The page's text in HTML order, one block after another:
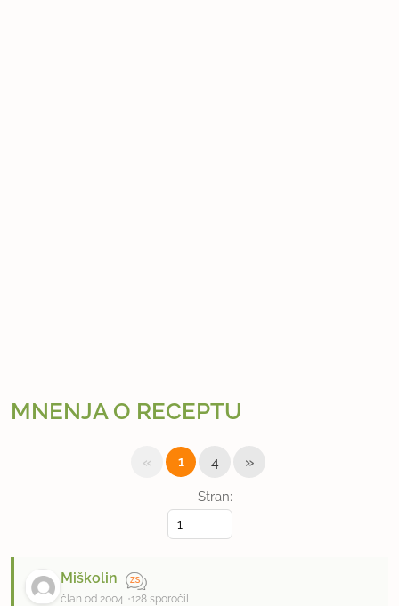
MNENJA O RECEPTU
Stran:
« 1 4 »
Miškolin
član od 2004 128 sporočil